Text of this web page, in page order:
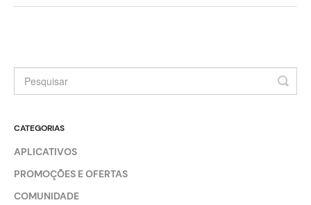
CATEGORIAS
APLICATIVOS
PROMOÇÕES E OFERTAS
COMUNIDADE